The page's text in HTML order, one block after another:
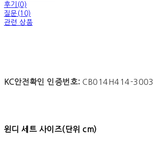
후기(0)
질문(10)
관련 상품
KC안전확인 인증번호:CB014H414-3003
윈디 세트 사이즈(단위 cm)